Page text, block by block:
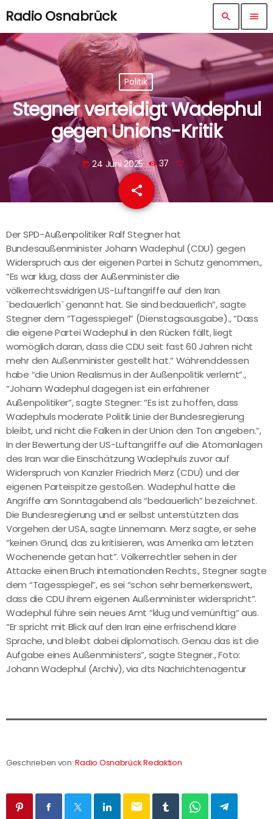
Radio Osnabrück search menu
Politik
Stegner verteidigt Wadephul
gegen Unions-Kritik
today 24 Juni 2025 37
share
email
Der SPD-Außenpolitiker Ralf Stegner hat
Bundesaußenminister Johann Wadephul (CDU) gegen
Widerspruch aus der eigenen Partei in Schutz genommen.,
“Es war klug, dass der Außenminister die
völkerrechtswidrigen US-Luftangriffe auf den Iran
`bedauerlich` genannt hat. Sie sind bedauerlich”, sagte
Stegner dem “Tagesspiegel” (Dienstagsausgabe)., “Dass
die eigene Partei Wadephul in den Rücken fällt, liegt
womöglich daran, dass die CDU seit fast 60 Jahren nicht
mehr den Außenminister gestellt hat.” Währenddessen
habe “die Union Realismus in der Außenpolitik verlernt”.,
“Johann Wadephul dagegen ist ein erfahrener
Außenpolitiker”, sagte Stegner: “Es ist zu hoffen, dass
Wadephuls moderate Politik Linie der Bundesregierung
bleibt, und nicht die Falken in der Union den Ton angeben.”,
In der Bewertung der US-Luftangriffe auf die Atomanlagen
des Iran war die Einschätzung Wadephuls zuvor auf
Widerspruch von Kanzler Friedrich Merz (CDU) und der
eigenen Parteispitze gestoßen. Wadephul hatte die
Angriffe am Sonntagabend als “bedauerlich” bezeichnet.
Die Bundesregierung und er selbst unterstützten das
Vorgehen der USA, sagte Linnemann. Merz sagte, er sehe
“keinen Grund, das zu kritisieren, was Amerika am letzten
Wochenende getan hat”. Völkerrechtler sehen in der
Attacke einen Bruch internationalen Rechts., Stegner sagte
dem “Tagesspiegel”, es sei “schon sehr bemerkenswert,
dass die CDU ihrem eigenen Außenminister widerspricht”.
Wadephul führe sein neues Amt “klug und vernünftig” aus.
“Er spricht mit Blick auf den Iran eine erfrischend klare
Sprache, und bleibt dabei diplomatisch. Genau das ist die
Aufgabe eines Außenministers”, sagte Stegner., Foto:
Johann Wadephul (Archiv), via dts Nachrichtenagentur
Geschrieben von:Radio Osnabrück Redaktion
email